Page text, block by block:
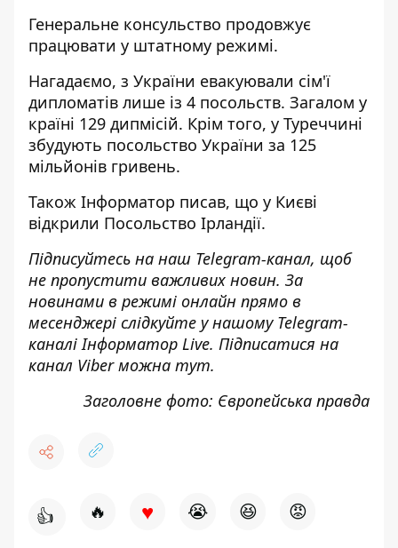
Генеральне консульство продовжує
працювати у штатному режимі.
Нагадаємо, з України евакуювали сім'ї
дипломатів лише із 4 посольств. Загалом у
країні 129 дипмісій. Крім того, у Туреччині
збудують посольство України за 125
мільйонів гривень.
Також Інформатор писав, що у Києві
відкрили Посольство Ірландії.
Підписуйтесь на наш Telegram-канал, щоб
не пропустити важливих новин. За
новинами в режимі онлайн прямо в
месенджері слідкуйте у нашому Telegram-
каналіІнформатор Live. Підписатися на
канал Viber можна тут.
Заголовне фото: Європейська правда
👍 🔥 ♥ 😭 😆 😡